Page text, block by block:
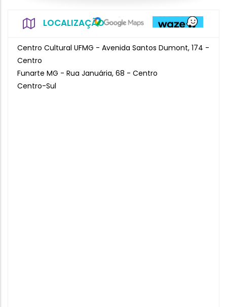
LOCALIZAÇÃO
Centro Cultural UFMG - Avenida Santos Dumont, 174 -
Centro
Funarte MG - Rua Januária, 68 - Centro
Centro-Sul